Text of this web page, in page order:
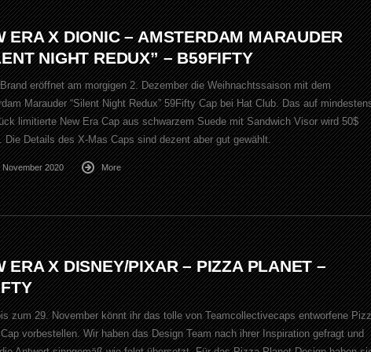
ERA X DIONIC – AMSTERDAM MARAUDER
NIGHT REDUX” – B59FIFTY
eröffnet am morgigen 2. Dezember die Weihnachtssaison mit dem
Marauder “Silent Night Redux” 59Fifty Cap bei Hat Club. Das auf
limitierte New Era Cap aus schwarzem Suede mit Sandwich Visor wird 50$
Die Details des X-Mas Caps sind dezent aber gut gewählt.
November 2020 More
ERA X DISNEY/PIXAR – PIZZA PLANET –
zum 29. November könnt ihr das tolle von Teamcollectivecaps entworfene
vorbestellen. Wir haben das Design Team nach ihrer Inspiration gefragt und